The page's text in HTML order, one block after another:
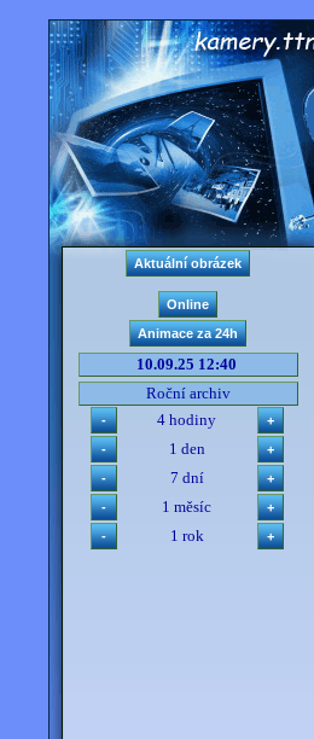
10.09.25 12:40
Roční archiv
4 hodiny
1 den
7 dní
1 měsíc
1 rok